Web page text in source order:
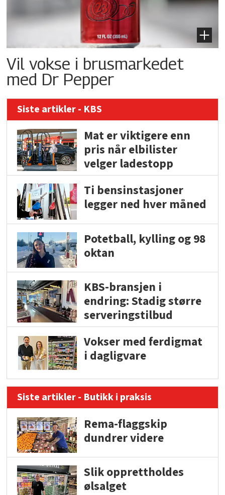
Vil vokse i brusmarkedet
med Dr Pepper
Siste artikler - KBS
Mat er viktigere enn
pris når elbilister
velger ladestopp
Ti bensinstasjoner
legger ned hver måned
Potetball, kylling og 98
oktan
KBS-bransjen i
endring: Stadig større
serveringstilbud
Vokser med ferdigmat
i dagligvare
Siste artikler - Butikk i praksis
Rema-flaggskip
dundrer videre
Slik opprettholdes
ølsalget